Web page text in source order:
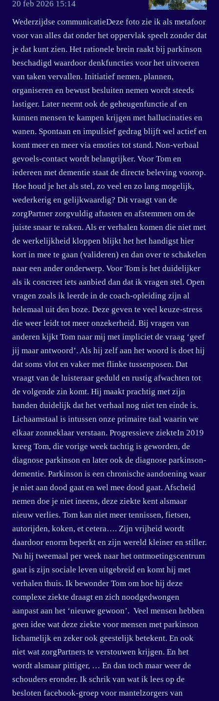
20 feb 2026 15:14
Wederzijdse communicatieDeze foto zie ik als metafoor
voor van alles dat onder het oppervlak speelt zonder dat
je dat kunt zien. Het rationele brein raakt bij parkinson
beschadigd waardoor denkfuncties voor het uitvoeren
van taken vervallen. Initiatief nemen, plannen,
organiseren en bewust besluiten nemen wordt steeds
lastiger. Later neemt ook de geheugenfunctie af en
kunnen mensen te kampen krijgen met hallucinaties en
wanen. Spontaan en impulsief gedrag blijft wel actief en
komt meer en meer via emoties tot stand. Non-verbaal
gevoels-contact wordt belangrijker. Voor Tom en
iedereen met dementie staat de directe beleving voorop.
Hoe houd je het als stel, zo veel en zo lang mogelijk,
wederkerig en gelijkwaardig? Dit vraagt van de
zorgPartner zorgvuldig aftasten en afstemmen om de
juiste snaar te raken. Als er verhalen komen die niet met
de werkelijkheid kloppen blijkt het het handigst hier
kort in mee te gaan (valideren) en dan over te schakelen
naar een ander onderwerp. Voor Tom is het duidelijker
als ik concreet iets aanbied dan dat ik vragen stel. Open
vragen zoals ik leerde in de coach-opleiding zijn al
helemaal uit den boze. Deze geven te veel keuze-stress
die weer leidt tot meer onzekerheid. Bij vragen van
anderen kijkt Tom naar mij met impliciet de vraag ‘geef
jij maar antwoord’. Als hij zelf aan het woord is doet hij
dat soms vlot en vaker met flinke tussenposen. Dat
vraagt van de luisteraar geduld en rustig afwachten tot
de volgende zin komt. Hij maakt prachtig met zijn
handen duidelijk dat het verhaal nog niet ten einde is.
Lichaamstaal is intussen onze primaire taal waarin we
elkaar zonneklaar verstaan. Progressieve ziekteIn 2019
kreeg Tom, die vorige week tachtig is geworden, de
diagnose parkinson en later ook de diagnose parkinson-
dementie. Parkinson is een chronische aandoening waar
je niet aan dood gaat en wel mee dood gaat. Afscheid
nemen doe je niet ineens, deze ziekte kent alsmaar
nieuw verlies. Tom kan niet meer tennissen, fietsen,
autorijden, koken, et cetera…. Zijn vrijheid wordt
daardoor enorm beperkt en zijn wereld kleiner en stiller.
Nu hij tweemaal per week naar het ontmoetingscentrum
gaat is zijn sociale leven uitgebreid en komt hij met
verhalen thuis. Ik bewonder Tom om hoe hij deze
complexe ziekte draagt en zich noodgedwongen
aanpast aan het ‘nieuwe gewoon’. Veel mensen hebben
geen idee wat deze ziekte voor mensen met parkinson
lichamelijk en zeker ook geestelijk betekent. En ook
niet wat zorgPartners te verstouwen krijgen. En het
wordt alsmaar pittiger, … En dan toch maar weer de
schouders eronder. Ik schrik van wat ik lees op de
besloten facebook-groep voor mantelzorgers van